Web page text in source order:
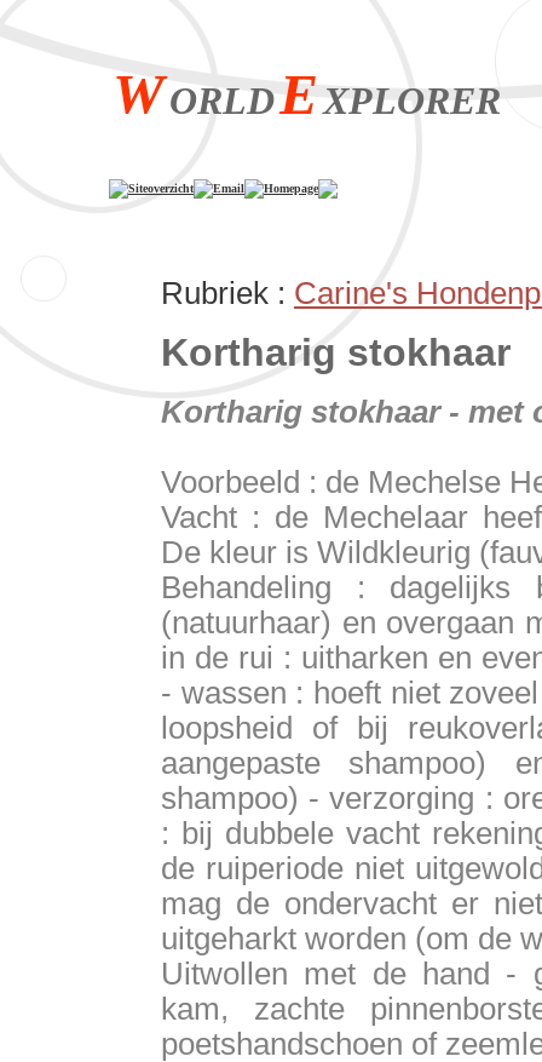
WORLDEXPLORER
Siteoverzicht Email Homepage
Rubriek : Carine's
Kortharig stokhaar
Kortharig stokhaar - met
Voorbeeld : de Mechelse
Vacht : de Mechelaar
De kleur is Wildkleurig
Behandeling : dagelijks
(natuurhaar) en overgaan
in de rui : uitharken en
- wassen : hoeft niet
loopsheid of bij
aangepaste shampoo)
shampoo) - verzorging :
: bij dubbele vacht
de ruiperiode niet
mag de ondervacht er
uitgeharkt worden (om de
Uitwollen met de hand -
kam, zachte
poetshandschoen of